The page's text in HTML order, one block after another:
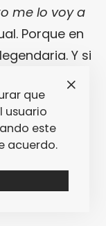
me lo voy a
Porque en
Y si
no
de qué
[Más
que
usuario
este
acuerdo.